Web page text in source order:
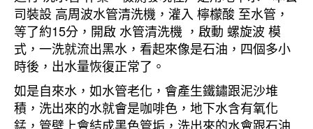
司裝設 高周波水管清洗機，灌入 檸檬酸 至水管，
等了約15分，開啟 水管清洗機 ，啟動 螺旋波 模
式，一洗就流出黑水，看起來像是石油，四個多小
時後，出水量恢復正常了。
如是自來水，如水管老化，會產生鐵鏽跟泥沙堆
積，洗出來的水就會是咖啡色，地下水含有氧化
錳，管壁上會結成黑色管垢，洗出來的水會跟石油